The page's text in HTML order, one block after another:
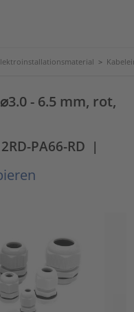
>
- 6.5 mm, rot,
PA66-RD |